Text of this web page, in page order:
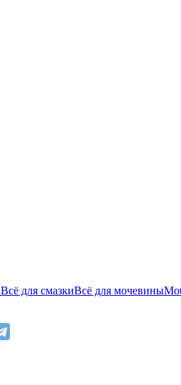
Всё для смазкиВсё для мочевины